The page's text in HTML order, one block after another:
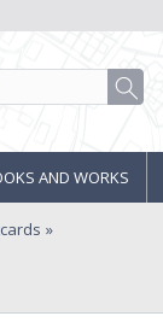
AND WORKS